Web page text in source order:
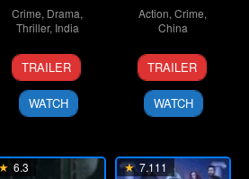
Crime, Drama,
Thriller, India
19
Jun
2025
Sekhar
Kammula
TRAILER
WATCH
Action,Crime,
China
10
Jun
2025
TRAILER
WATCH
6.3 7.111